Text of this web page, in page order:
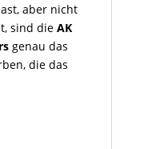
aber nicht
sind die AK
genau das
die das